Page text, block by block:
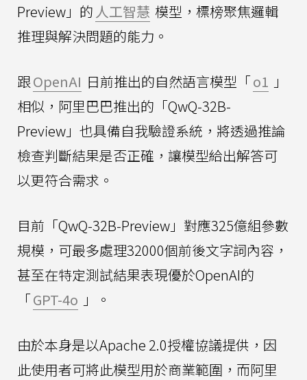
Preview」的 人工智慧 模型，標榜聚焦邏輯
推理與解決問題的能力。
跟OpenAI 日前推出的自然語言模型「o1 」
相似，阿里巴巴推出的「QwQ-32B-
Preview」也具備自我驗證系統，將透過推論
檢查判斷結果是否正確，讓模型給出解答可
以更符合需求。
目前「QwQ-32B-Preview」對應325億組參數
規模，可最多處理32000個前後文字詞內容，
甚至在特定測試結果表現優於OpenAI的
「GPT-4o 」。
由於本身是以Apache 2.0授權協議提供，因
此使用者可將此模型用於商業範圍，而阿里